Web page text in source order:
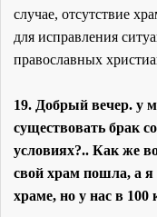
случае, отсутствие
для исправления
православных
19. Добрый вечер. у
существовать брак
условиях?.. Как же
свой храм пошла, а я
храме, но у нас в 100